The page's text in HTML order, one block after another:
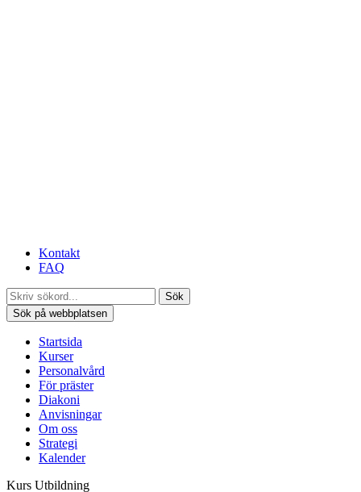
Kontakt
FAQ
Sök
Sök på webbplatsen
Startsida
Kurser
Personalvård
För präster
Diakoni
Anvisningar
Om oss
Strategi
Kalender
Kurs Utbildning